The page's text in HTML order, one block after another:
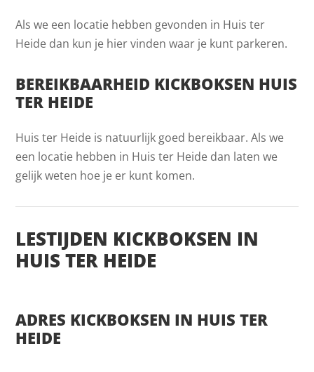
Als we een locatie hebben gevonden in Huis ter
Heide dan kun je hier vinden waar je kunt parkeren.
BEREIKBAARHEID KICKBOKSEN HUIS
TER HEIDE
Huis ter Heide is natuurlijk goed bereikbaar. Als we
een locatie hebben in Huis ter Heide dan laten we
gelijk weten hoe je er kunt komen.
LESTIJDEN KICKBOKSEN IN
HUIS TER HEIDE
ADRES KICKBOKSEN IN HUIS TER
HEIDE